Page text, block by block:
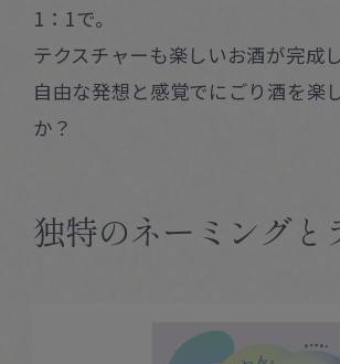
1：1で。
テクスチャーも楽しいお酒が完成し
自由な発想と感覚でにごり酒を楽
か？
独特のネーミングと